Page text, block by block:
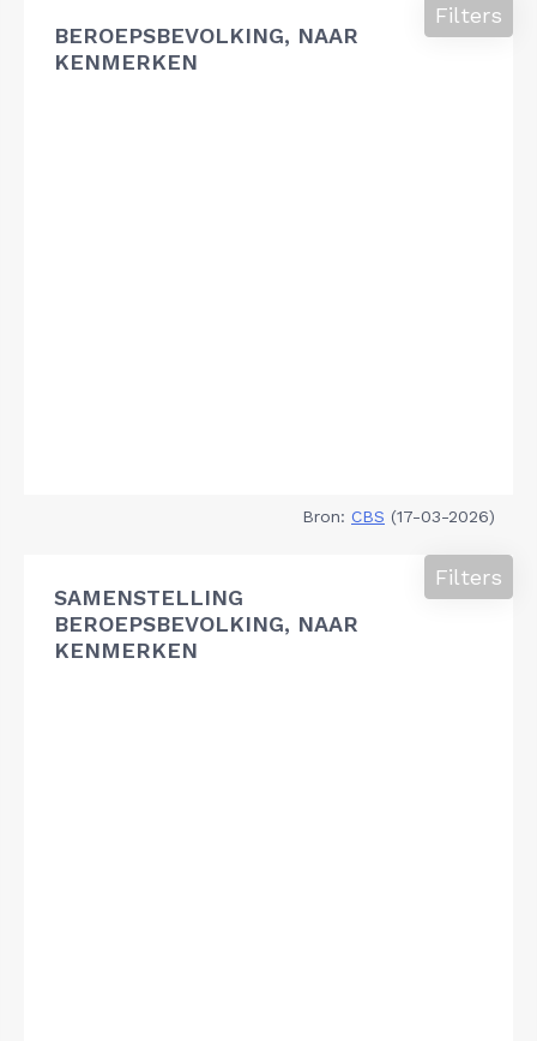
BEROEPSBEVOLKING, NAAR
KENMERKEN
Filters
Bron: CBS (17-03-2026)
SAMENSTELLING
BEROEPSBEVOLKING, NAAR
KENMERKEN
Filters